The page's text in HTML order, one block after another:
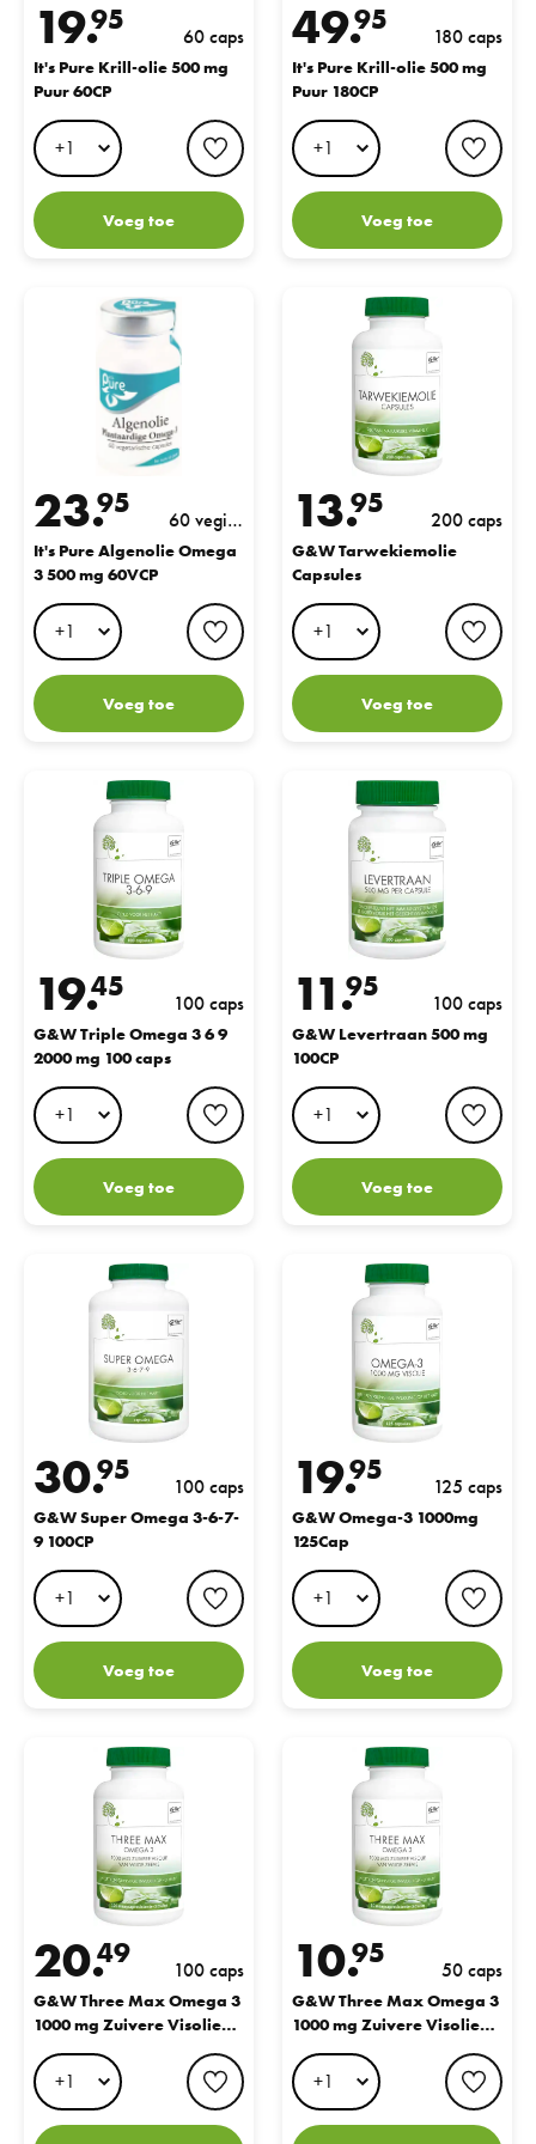
19.
95 60 caps
It's Pure Krill-olie 500 mg
Puur 60CP
favorite button
Voeg toe
49.
95 180 caps
It's Pure Krill-olie 500 mg
Puur 180CP
Voeg toe
It's Pure Algenolie Omega 3 500 mg 60VCP
23.
95
60 vegi c
aps
It's Pure Algenolie Omega
3 500 mg 60VCP
favorite button
Voeg toe
G&W Tarwekiemolie Capsules
13.
95 200 caps
G&W Tarwekiemolie
Capsules
Voeg toe
G&W Triple Omega 3 6 9 2000 mg 100 caps
19.
45 100 caps
G&W Triple Omega 3 6 9
2000 mg 100 caps
favorite button
Voeg toe
G&W Levertraan 500 mg 100CP
11.
95 100 caps
G&W Levertraan 500 mg
100CP
Voeg toe
G&W Super Omega 3-6-7-9 100CP
30.
95 100 caps
G&W Super Omega 3-6-7-
9 100CP
favorite button
Voeg toe
G&W Omega-3 1000mg
19.
95 125 caps
G&W Omega-3 1000mg
125Cap
Voeg toe
G&W Three Max Omega 3 1000 mg Zuivere Visolie 100CP
20.49 100 caps
G&W Three Max Omega 3
1000 mg Zuivere Visolie
100CP
favorite button
G&W Three Max Omega 3
10.
95 50 caps
G&W Three Max Omega 3
1000 mg Zuivere Visolie
50CP